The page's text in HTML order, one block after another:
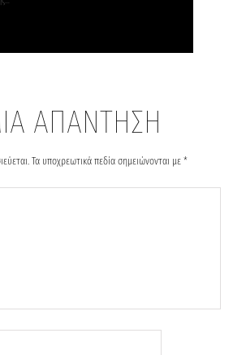
ΑΠΑΝΤΗΣΗ
Τα υποχρεωτικά πεδία σημειώνονται με *